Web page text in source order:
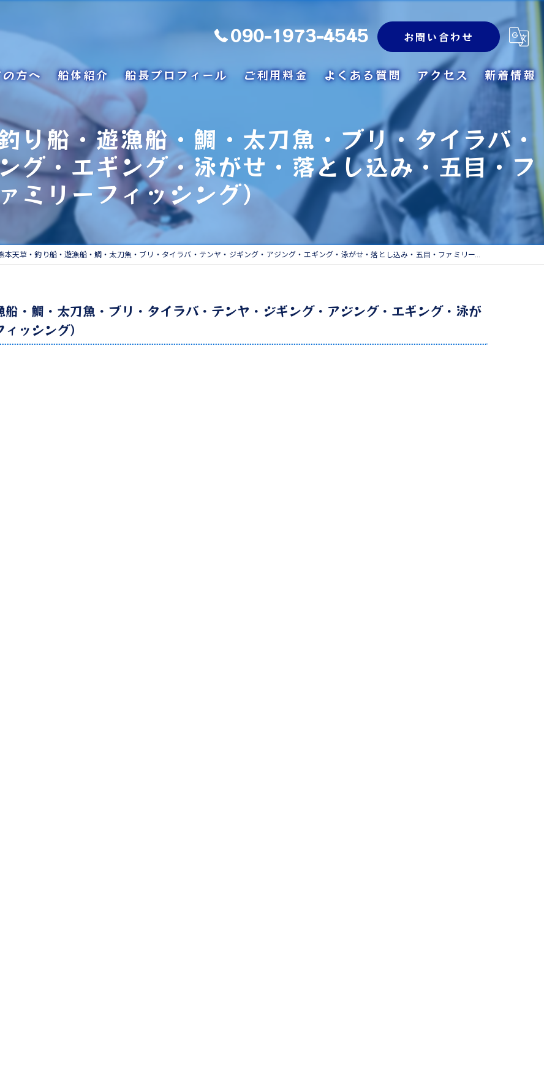
090-1973-4545 お問い合わせ
方へ 船体紹介 船長プロフィール ご利用料金 よくある質問 アクセス 新着情報
り船・遊漁船・鯛・太刀魚・ブリ・タイラバ・
グ・エギング・泳がせ・落とし込み・五目・フ
ミリーフィッシング）
天草・釣り船・遊漁船・鯛・太刀魚・ブリ・タイラバ・テンヤ・ジギング・アジング・エギング・泳がせ・落とし込み・五目・ファミリーフィッシング）
・鯛・太刀魚・ブリ・タイラバ・テンヤ・ジギング・アジング・エギング・泳が
ッシング）